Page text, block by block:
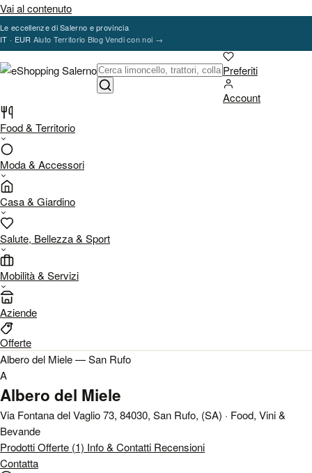
Vai al contenuto
Le eccellenze di Salerno e provincia
IT · EUR Aiuto Territorio BlogVendi con noi →
Preferiti
Account
Food & Territorio
Moda & Accessori
Casa & Giardino
Salute, Bellezza & Sport
Mobilità & Servizi
Aziende
Offerte
Albero del Miele — San Rufo
A
Albero del Miele
Via Fontana del Vaglio 73, 84030, San Rufo, (SA) · Food, Vini &
Bevande
ProdottiOfferte (1) Info & Contatti Recensioni
Contatta